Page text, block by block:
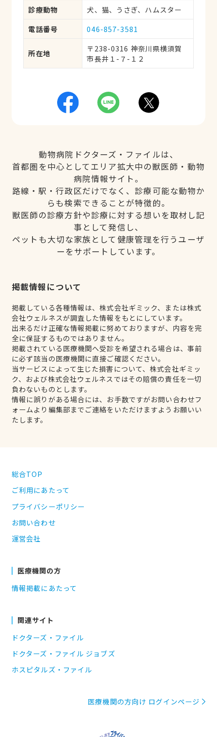
診療動物
犬、猫、うさぎ、ハムスター
電話番号
046-857-3581
所在地
〒238-0316 神奈川県横須賀
市長井１-７-１２
動物病院ドクターズ・ファイルは、
首都圏を中心としてエリア拡大中の獣医師・動物
病院情報サイト。
路線・駅・行政区だけでなく、診療可能な動物か
らも検索できることが特徴的。
獣医師の診療方針や診療に対する想いを取材し記
事として発信し、
ペットも大切な家族として健康管理を行うユーザ
ーをサポートしています。
掲載情報について
掲載している各種情報は、株式会社ギミック、または株式
会社ウェルネスが調査した情報をもとにしています。
出来るだけ正確な情報掲載に努めておりますが、内容を完
全に保証するものではありません。
掲載されている医療機関へ受診を希望される場合は、事前
に必ず該当の医療機関に直接ご確認ください。
当サービスによって生じた損害について、株式会社ギミッ
ク、および株式会社ウェルネスではその賠償の責任を一切
負わないものとします。
情報に誤りがある場合には、お手数ですがお問い合わせフ
ォームより編集部までご連絡をいただけますようお願いい
たします。
総合TOP
ご利用にあたって
プライバシーポリシー
お問い合わせ
運営会社
医療機関の方
情報掲載にあたって
関連サイト
ドクターズ・ファイル
ドクターズ・ファイル ジョブズ
ホスピタルズ・ファイル
医療機関の方向け ログインページ